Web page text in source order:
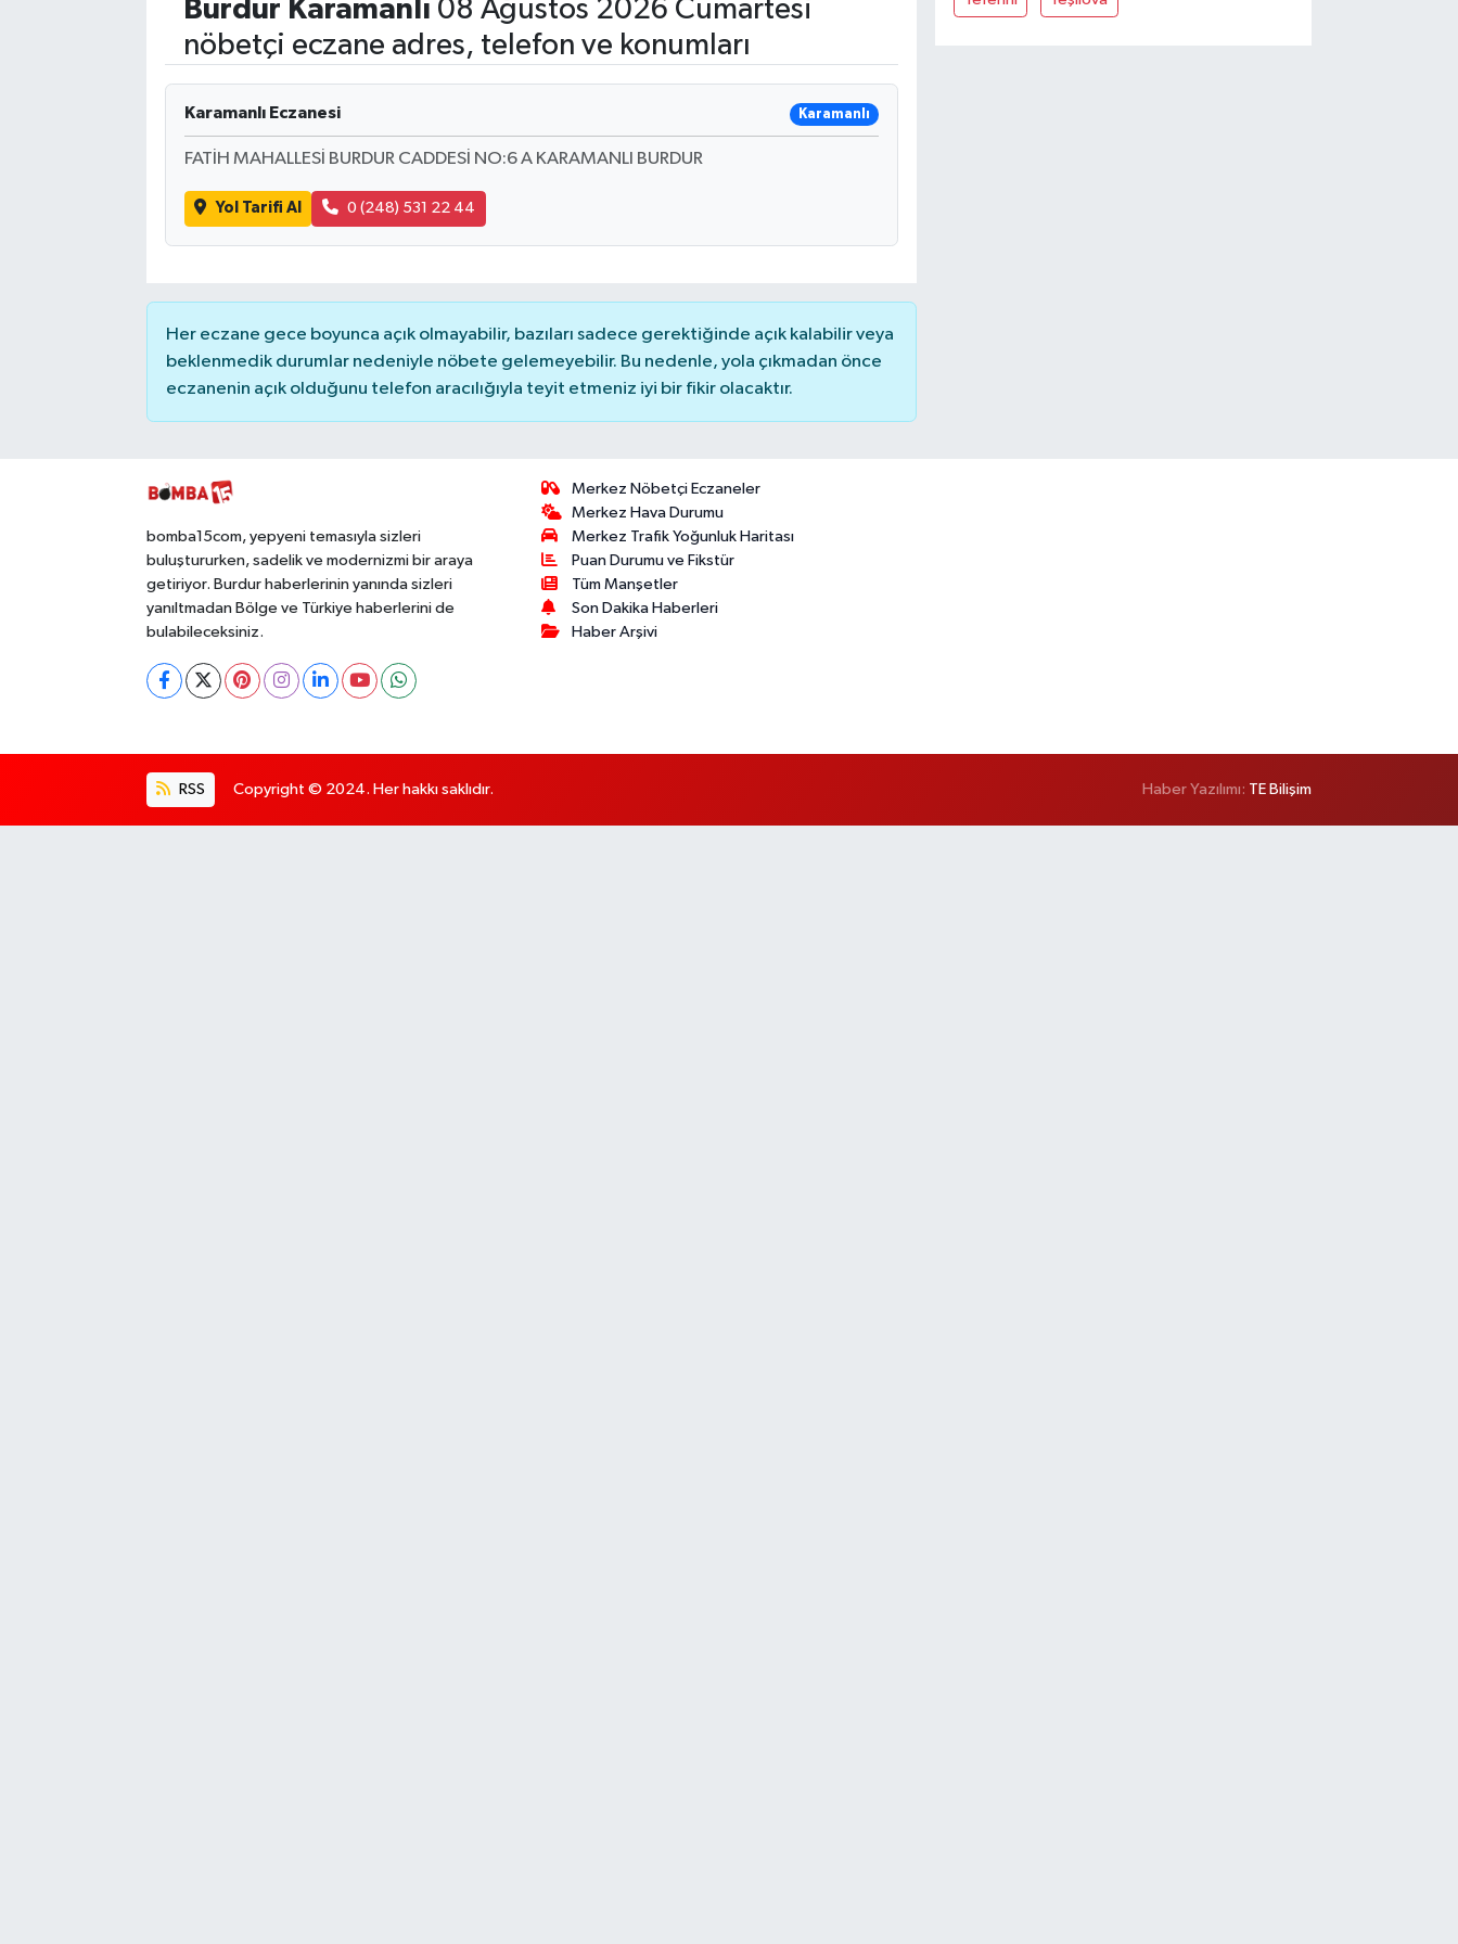
Burdur Karamanlı 08 Ağustos 2026 Cumartesi
nöbetçi eczane adres, telefon ve konumları
Karamanlı Eczanesi Karamanlı
FATİH MAHALLESİ BURDUR CADDESİ NO:6 A KARAMANLI BURDUR
Yol Tarifi Al 0 (248) 531 22 44
Her eczane gece boyunca açık olmayabilir, bazıları sadece gerektiğinde açık kalabilir veya
beklenmedik durumlar nedeniyle nöbete gelemeyebilir. Bu nedenle, yola çıkmadan önce
eczanenin açık olduğunu telefon aracılığıyla teyit etmeniz iyi bir fikir olacaktır.
bomba15com, yepyeni temasıyla sizleri
buluştururken, sadelik ve modernizmi bir araya
getiriyor. Burdur haberlerinin yanında sizleri
yanıltmadan Bölge ve Türkiye haberlerini de
bulabileceksiniz.
Merkez Nöbetçi Eczaneler
Merkez Hava Durumu
Merkez Trafik Yoğunluk Haritası
Puan Durumu ve Fikstür
Tüm Manşetler
Son Dakika Haberleri
Haber Arşivi
RSS Copyright © 2024. Her hakkı saklıdır. Haber Yazılımı: TE Bilişim